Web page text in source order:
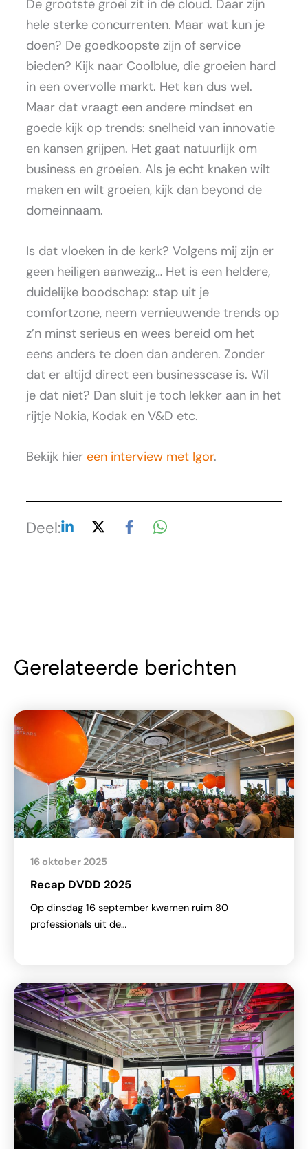
De grootste groei zit in de cloud. Daar zijn
hele sterke concurrenten. Maar wat kun je
doen? De goedkoopste zijn of service
bieden? Kijk naar Coolblue, die groeien hard
in een overvolle markt. Het kan dus wel.
Maar dat vraagt een andere mindset en
goede kijk op trends: snelheid van innovatie
en kansen grijpen. Het gaat natuurlijk om
business en groeien. Als je echt knaken wilt
maken en wilt groeien, kijk dan beyond de
domeinnaam.
Is dat vloeken in de kerk? Volgens mij zijn er
geen heiligen aanwezig… Het is een heldere,
duidelijke boodschap: stap uit je
comfortzone, neem vernieuwende trends op
z’n minst serieus en wees bereid om het
eens anders te doen dan anderen. Zonder
dat er altijd direct een businesscase is. Wil
je dat niet? Dan sluit je toch lekker aan in het
rijtje Nokia, Kodak en V&D etc.
Bekijk hier een interview met Igor.
Deel:
Gerelateerde berichten
Recap DVDD 2025
16 oktober 2025
Op dinsdag 16 september kwamen ruim 80
professionals uit de…